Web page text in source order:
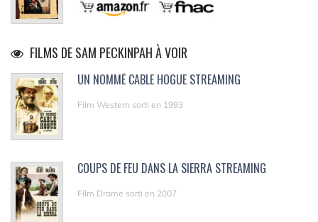
FILMS DE SAM PECKINPAH À VOIR
UN NOMMÉ CABLE HOGUE STREAMING
Film Western sorti en 1993
COUPS DE FEU DANS LA SIERRA STREAMING
Film Drame sorti en 2007